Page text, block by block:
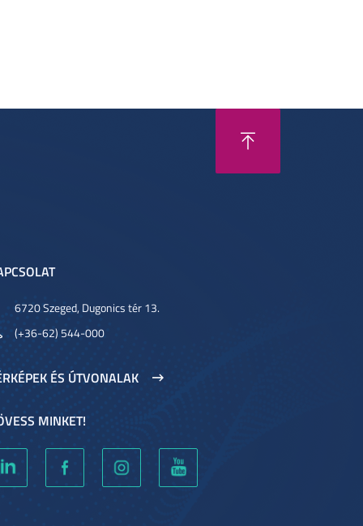
6720 Szeged, Dugonics tér 13.
(+36-62) 544-000
ÉS ÚTVONALAK
MINKET!